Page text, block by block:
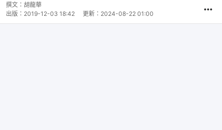
撰文： 胡龍華
出版： 2019-12-03 18:42 更新： 2024-08-22 01:00